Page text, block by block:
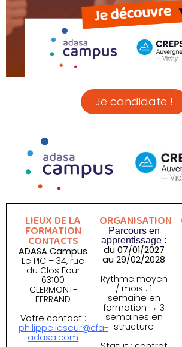
Je candidate !
LIEUX DE LA
FORMATION
CONTACTS
ADASA Campus
Le PIC – 34, rue
du Clos Four
63100
CLERMONT-
FERRAND
Votre contact :
philippe.leseur@cfa-
adasa.com
ORGANISATION
Parcours en
apprentissage :
du 07/01/2027
au 29/02/2028
Rythme moyen
/ mois : 1
semaine en
formation → 3
semaines en
structure